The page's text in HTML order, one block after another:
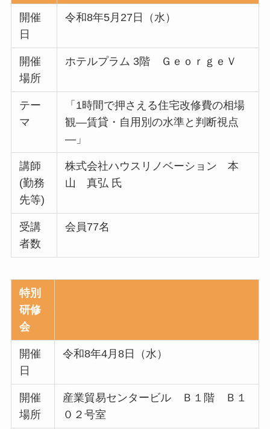
開催
日
令和8年5月27日（水）
開催
場所
ホテルプラム 3階 ＧｅｏｒｇｅＶ
テー
マ
「1時間で押さえる住宅改修費の相場
観―賃貸・自用別の水準と判断視点
―」
講師
(勤務
先等)
株式会社ハウスリノベーション 本
山 真弘 氏
受講
者数
会員77名
特別
研修
会
開催
日
令和8年4月8日（水）
開催
場所
産業貿易センタービル Ｂ１階 Ｂ１
０２号室